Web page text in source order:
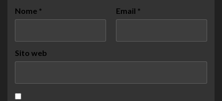
Nome * Email *
Sito web